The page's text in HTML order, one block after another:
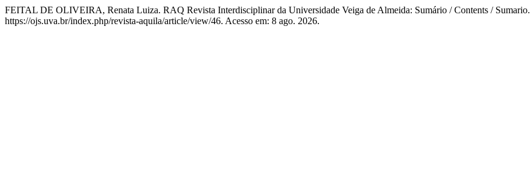
FEITAL DE OLIVEIRA, Renata Luiza. RAQ Revista Interdisciplinar da Universidade Veiga de Almeida: Sumário / Contents / Sumario.
https://ojs.uva.br/index.php/revista-aquila/article/view/46. Acesso em: 8 ago. 2026.